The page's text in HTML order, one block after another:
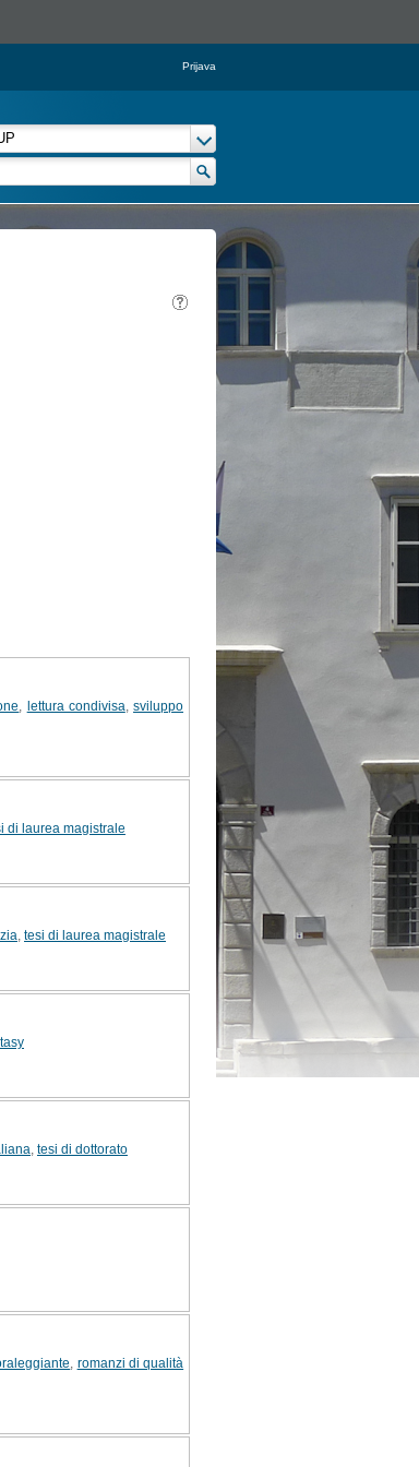
Prijava
lettura condivisa ,sviluppo
di laurea magistrale
tesi di laurea magistrale
tesi di dottorato
romanzi di qualità